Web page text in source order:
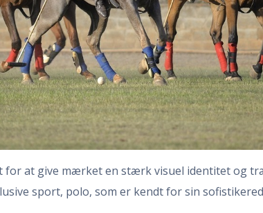
for at give mærket en stærk visuel identitet og
sport, polo, som er kendt for sin